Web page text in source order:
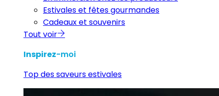
Estivales et fêtes gourmandes
Cadeaux et souvenirs
Tout voir
Inspirez-moi
Top des saveurs estivales